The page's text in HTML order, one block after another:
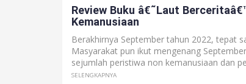
Review Buku â€˜Laut
Kemanusiaan
Berakhirnya September tahun 2022, tepat
Masyarakat pun ikut mengenang
sejumlah peristiwa non kemanusiaan dan
SELENGKAPNYA